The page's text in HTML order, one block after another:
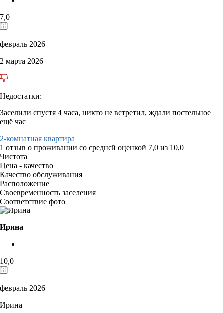
7,0
февраль 2026
2 марта 2026
Недостатки:
Заселили спустя 4 часа, никто не встретил, ждали постельное
ещё час
2-комнатная квартира
1 отзыв о проживании со средней оценкой 7,0 из 10,0
Чистота
Цена - качество
Качество обслуживания
Расположение
Своевременность заселения
Соответствие фото
Ирина
10,0
февраль 2026
Ирина